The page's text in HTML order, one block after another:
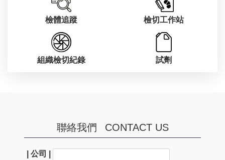
檢體追蹤 檢切工作站
組織檢切紀錄 試劑
聯絡我們 CONTACT US
| 公司 |